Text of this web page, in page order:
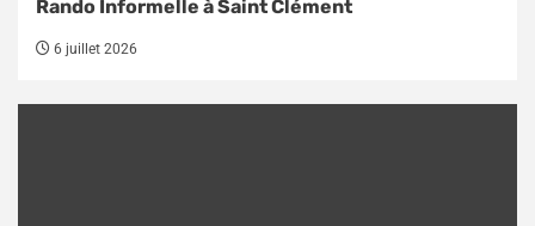
Rando Informelle à Saint Clément
6 juillet 2026